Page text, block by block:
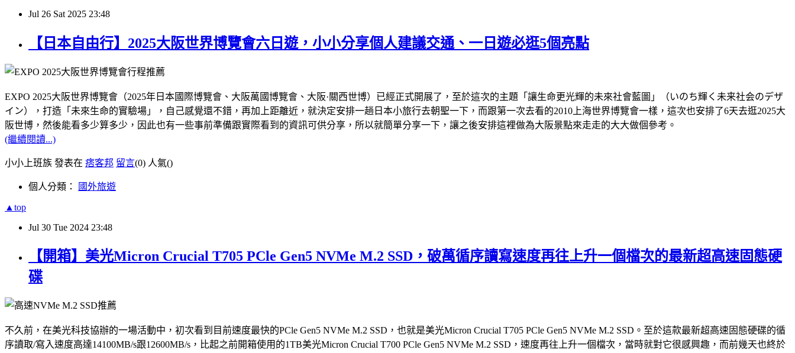
Jul 26 Sat 2025 23:48
【日本自由行】2025大阪世界博覽會六日遊，小小分享個人建議交通、一日遊必逛5個亮點
EXPO 2025大阪世界博覽會（2025年日本國際博覽會、大阪萬國博覽會、大阪·關西世博）已經正式開展了，至於這次的主題「讓生命更光輝的未來社會藍圖」（いのち輝く未来社会のデザ
イン），打造「未來生命的實驗場」，自己感覺還不錯，再加上距離近，就決定安排一趟日本小旅行去朝聖一下，而跟第一次去看的2010上海世界博覽會一樣，這次也安排了6天去逛2025大
阪世博，然後能看多少算多少，因此也有一些事前準備跟實際看到的資訊可供分享，所以就簡單分享一下，讓之後安排這裡做為大阪景點來走走的大大做個參考。
(繼續閱讀...)
小小上班族 發表在 痞客邦 留言(0) 人氣()
個人分類： 國外旅遊
▲top
Jul 30 Tue 2024 23:48
【開箱】美光Micron Crucial T705 PCle Gen5 NVMe M.2 SSD，破萬循序讀寫速度再往上升一個檔次的最新超高速固態硬
碟
不久前，在美光科技協辦的一場活動中，初次看到目前速度最快的PCle Gen5 NVMe M.2 SSD，也就是美光Micron Crucial T705 PCle Gen5 NVMe M.2 SSD。至於這款最新超高速固態硬碟的循
序讀取/寫入速度高達14100MB/s跟12600MB/s，比起之前開箱使用的1TB美光Micron Crucial T700 PCle Gen5 NVMe M.2 SSD，速度再往上升一個檔次，當時就對它很感興趣，而前幾天也終於